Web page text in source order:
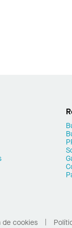
de cookies